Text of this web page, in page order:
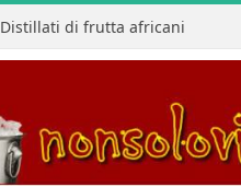
Distillati di frutta africani